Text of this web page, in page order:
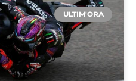
ULTIM'ORA